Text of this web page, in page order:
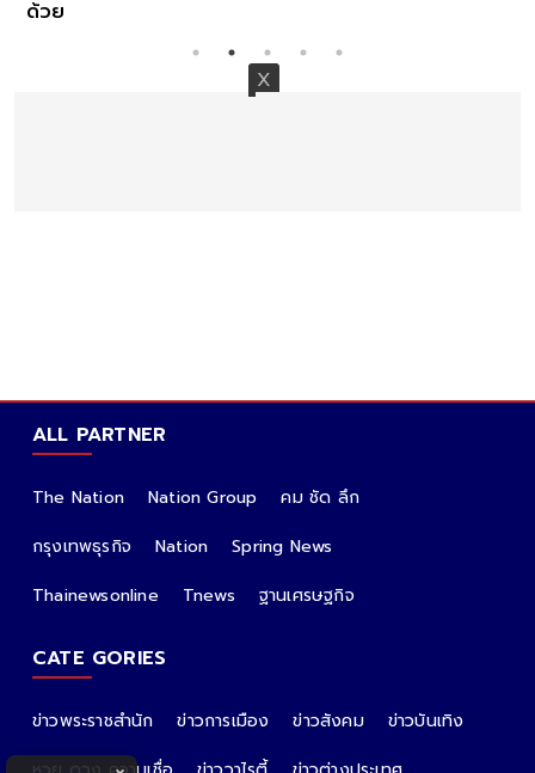
ด้วย
ALL PARTNER
The Nation Nation Group
คม ชัด ลึก
กรุงเทพธุรกิจ
Nation
Spring News
Thainewsonline
Tnews ฐานเศรษฐกิจ
CATE GORIES
ข่าวพระราชสำนัก ข่าวการเมือง ข่าวสังคม
ข่าวบันเทิง